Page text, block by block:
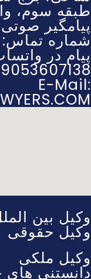
طبقه سوم، واحد
پیامگیر صوتی:
شماره تماس: 02188729554
پیام در
E-Mail:
وکیل بین
وکیل حقوقی
وکیل ملکی
دانستنی